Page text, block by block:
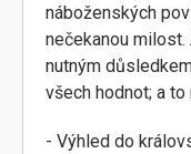
náboženských
nečekanou
nutným
všech hodnot; a
- Výhled do